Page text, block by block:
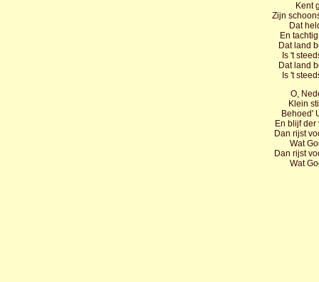
Kent
Zijn
Dat
En
Dat land
Is 't
Dat land
Is 't
O,
Klein
Behoed'
En blijf
Dan rijst
Wat
Dan rijst
Wat